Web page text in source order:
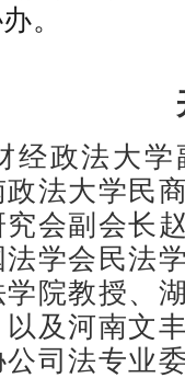
。
经政法大
法大学民
会副会长
学会民法
院教授、
及河南文
司法专业